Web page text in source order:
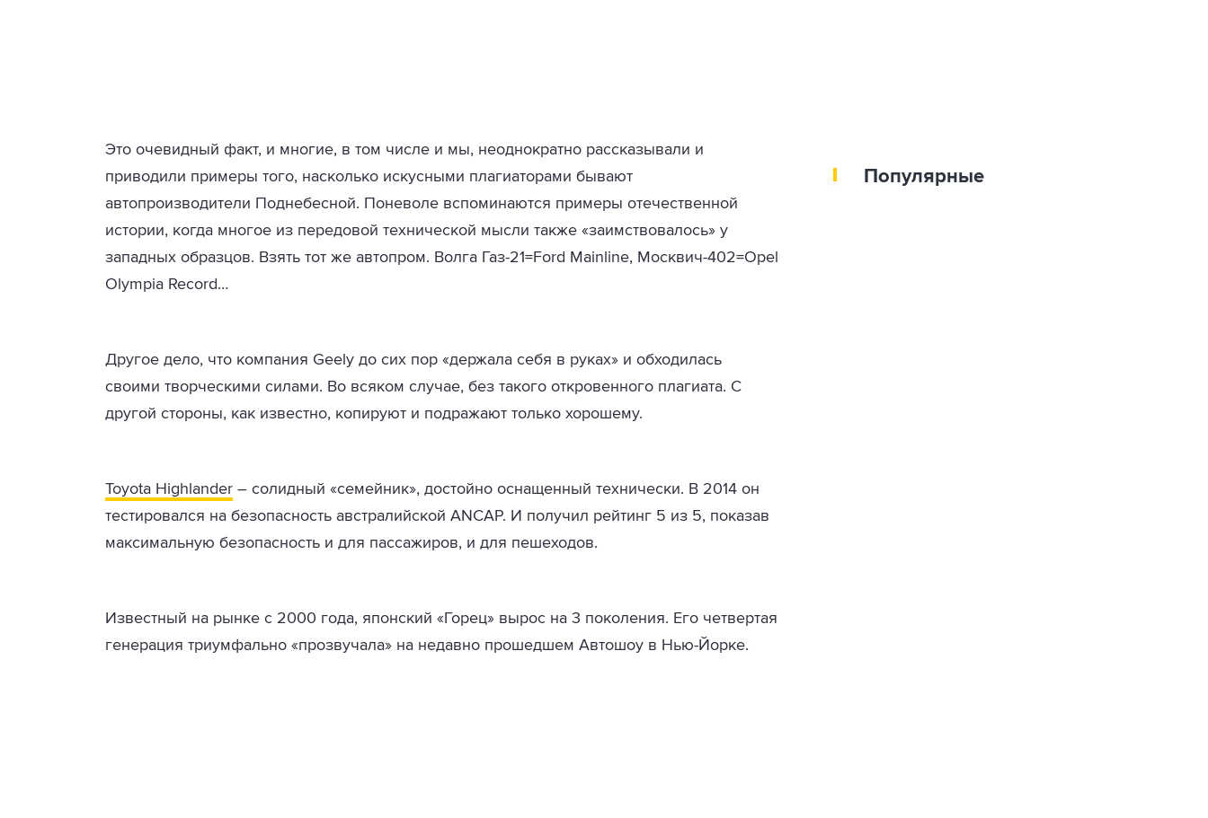
Это очевидный факт, и многие, в том числе и мы, неоднократно рассказывали и
приводили примеры того, насколько искусными плагиаторами бывают
автопроизводители Поднебесной. Поневоле вспоминаются примеры отечественной
истории, когда многое из передовой технической мысли также «заимствовалось» у
западных образцов. Взять тот же автопром. Волга Газ-21=Ford Mainline, Москвич-402=Opel
Olympia Record…
Другое дело, что компания Geely до сих пор «держала себя в руках» и обходилась
своими творческими силами. Во всяком случае, без такого откровенного плагиата. С
другой стороны, как известно, копируют и подражают только хорошему.
Toyota Highlander – солидный «семейник», достойно оснащенный технически. В 2014 он
тестировался на безопасность австралийской ANCAP. И получил рейтинг 5 из 5, показав
максимальную безопасность и для пассажиров, и для пешеходов.
Известный на рынке с 2000 года, японский «Горец» вырос на 3 поколения. Его четвертая
генерация триумфально «прозвучала» на недавно прошедшем Автошоу в Нью-Йорке.
Популярные